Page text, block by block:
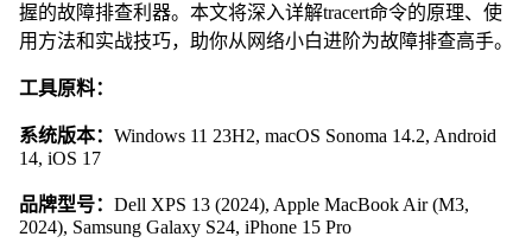
握的故障排查利器。本文将深入详解tracert命令的原理、使
用方法和实战技巧，助你从网络小白进阶为故障排查高手。
工具原料：
系统版本： Windows 11 23H2, macOS Sonoma 14.2, Android
14, iOS 17
品牌型号： Dell XPS 13 (2024), Apple MacBook Air (M3,
2024), Samsung Galaxy S24, iPhone 15 Pro